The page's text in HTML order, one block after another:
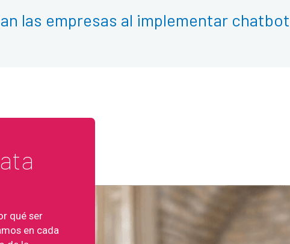
las empresas al implementar
qué ser
en cada